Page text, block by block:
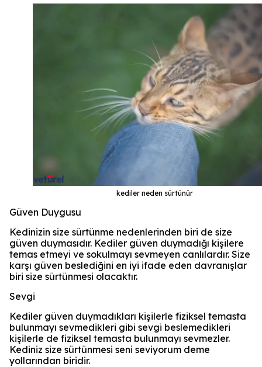
kediler neden sürtünür
Güven Duygusu
Kedinizin size sürtünme nedenlerinden biri de size
güven duymasıdır. Kediler güven duymadığı kişilere
temas etmeyi ve sokulmayı sevmeyen canlılardır. Size
karşı güven beslediğini en iyi ifade eden davranışlar
biri size sürtünmesi olacaktır.
Sevgi
Kediler güven duymadıkları kişilerle fiziksel temasta
bulunmayı sevmedikleri gibi sevgi beslemedikleri
kişilerle de fiziksel temasta bulunmayı sevmezler.
Kediniz size sürtünmesi seni seviyorum deme
yollarından biridir.